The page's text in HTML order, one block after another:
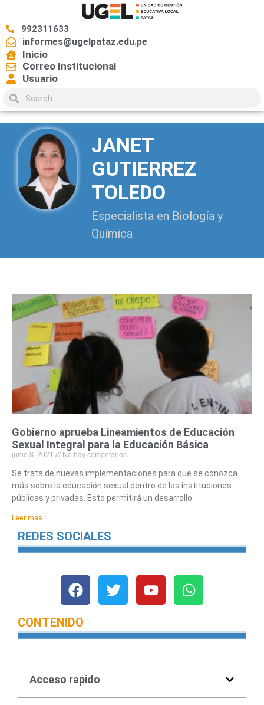
992311633
informes@ugelpataz.edu.pe
Inicio
Correo Institucional
Usuario
JANET
GUTIERREZ
TOLEDO
Especialista en Biología y
Química
Gobierno aprueba Lineamientos de Educación
Sexual Integral para la Educación Básica
junio 8, 2021 No hay comentarios
Se trata de nuevas implementaciones para que se conozca
más sobre la educación sexual dentro de las instituciones
públicas y privadas. Esto permitirá un desarrollo
Leer mas
REDES SOCIALES
CONTENIDO
Acceso rapido